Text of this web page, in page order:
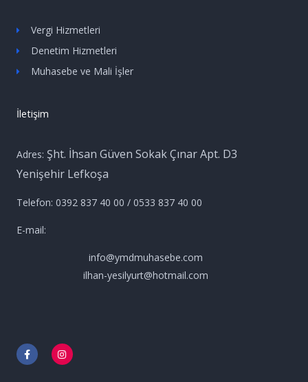
Vergi Hizmetleri
Denetim Hizmetleri
Muhasebe ve Mali İşler
İletişim
Adres: Şht. İhsan Güven Sokak Çınar Apt. D3
Yenişehir Lefkoşa
Telefon: 0392 837 40 00 / 0533 837 40 00
E-mail:
info@ymdmuhasebe.com
ilhan-yesilyurt@hotmail.com
F
a
c
I
n
s